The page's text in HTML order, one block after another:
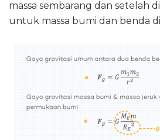
massa sembarang dan setelah
untuk massa bumi dan benda